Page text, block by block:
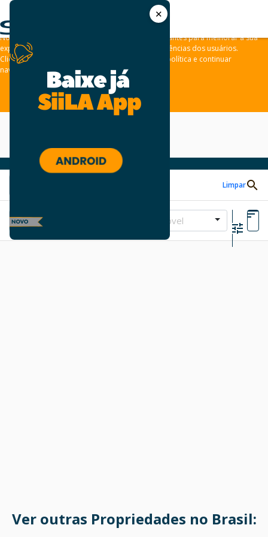
✕
As leis de privacidade dos usuários estão mudando e por isso nós
convidamos você a revisar a nossa
Nós usamos cookies e outras tecnologias semelhantes para melhorar a sua
experiência em nossos sites e lembrar das preferências dos usuários.
Clique em “aceitar” para concordar com a nossa política e continuar
navegando em nosso site.
ACEITAR
Limpar
Tipo de Imóvel
Ver outras Propriedades no Brasil: